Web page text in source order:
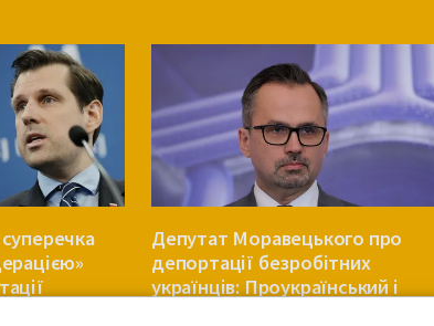
Депутат Моравецького про
депортації безробітних
українців: Проукраїнський і